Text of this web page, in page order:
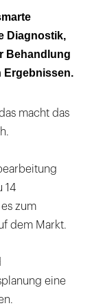
Diagnostik,
Behandlung
Ergebnissen.
macht das
14
zum
dem Markt.
eine